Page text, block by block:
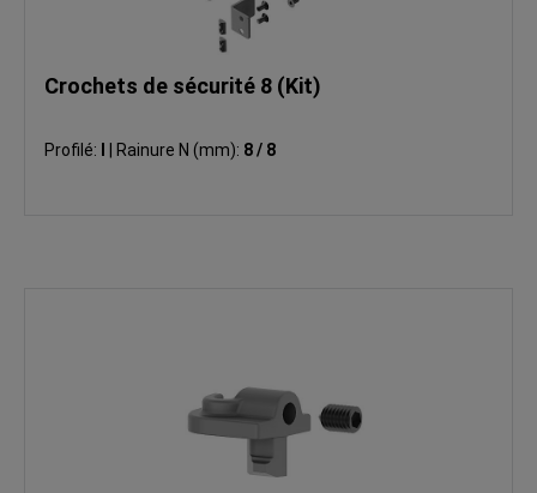
Crochets de sécurité 8 (Kit)
Profilé: Rainure N (mm): 8 / 8